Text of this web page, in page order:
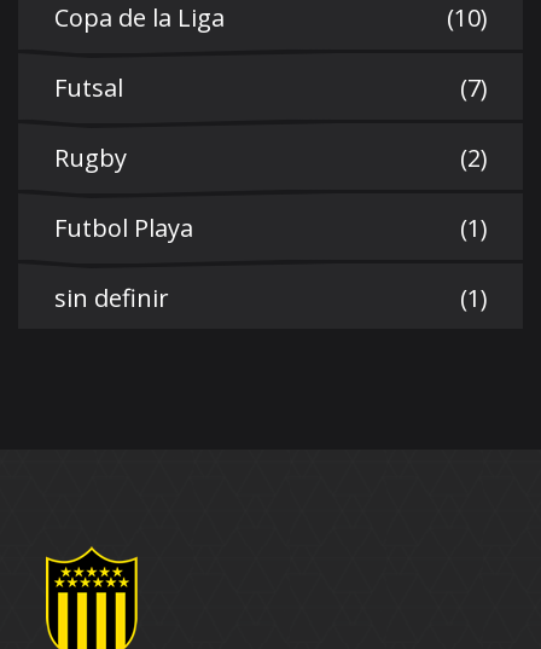
Copa de la Liga (10)
Futsal (7)
Rugby (2)
Futbol Playa (1)
sin definir (1)